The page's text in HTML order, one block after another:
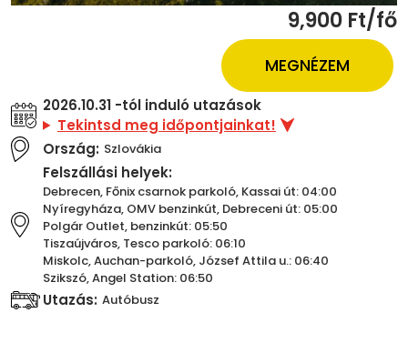
9,900 Ft/fő
MEGNÉZEM
2026.10.31 -tól induló utazások
Tekintsd meg időpontjainkat!
Ország: Szlovákia
Felszállási helyek:
Debrecen, Főnix csarnok parkoló, Kassai út: 04:00
Nyíregyháza, OMV benzinkút, Debreceni út: 05:00
Polgár Outlet, benzinkút: 05:50
Tiszaújváros, Tesco parkoló: 06:10
Miskolc, Auchan-parkoló, József Attila u.: 06:40
Szikszó, Angel Station: 06:50
Utazás: Autóbusz